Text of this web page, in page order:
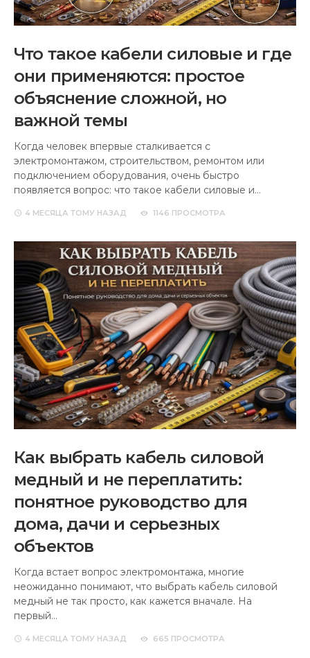
Что такое кабели силовые и где
они применяются: простое
объяснение сложной, но
важной темы
Когда человек впервые сталкивается с
электромонтажом, строительством, ремонтом или
подключением оборудования, очень быстро
появляется вопрос: что такое кабели силовые и…
4 МЕСЯЦА ТОМУ НАЗАД 1146 ПРОСМОТРА
Как выбрать кабель силовой
медный и не переплатить:
понятное руководство для
дома, дачи и серьезных
объектов
Когда встает вопрос электромонтажа, многие
неожиданно понимают, что выбрать кабель силовой
медный не так просто, как кажется вначале. На
первый…
4 МЕСЯЦА ТОМУ НАЗАД 665 ПРОСМОТРА